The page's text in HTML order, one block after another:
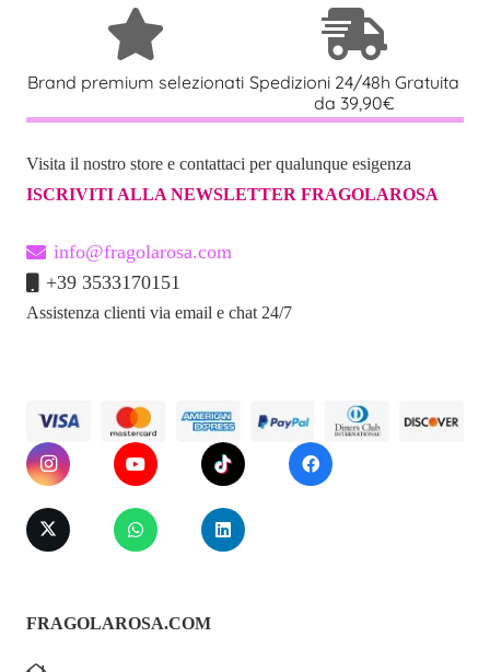
Brand premium selezionati Spedizioni 24/48h Gratuita
da 39,90€
Visita il nostro store e contattaci per qualunque esigenza
ISCRIVITI ALLA NEWSLETTER FRAGOLAROSA
info@fragolarosa.com
+39 3533170151
Assistenza clienti via email e chat 24/7
FRAGOLAROSA.COM